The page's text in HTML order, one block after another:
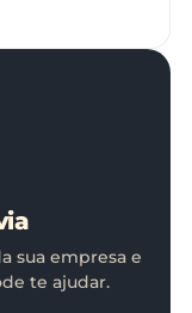
sua empresa e
te ajudar.